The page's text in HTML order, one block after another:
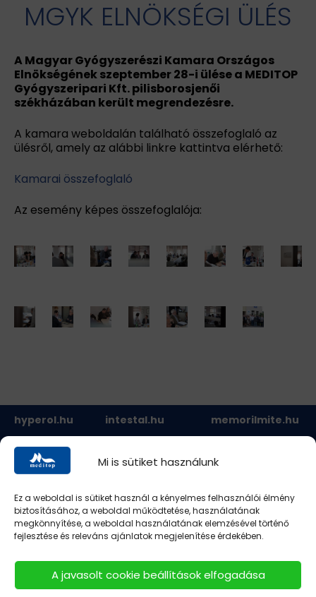
Mi is sütiket használunk
Ez a weboldal is sütiket használ a kényelmes felhasználói élmény
biztosításához, a weboldal működtetése, használatának
megkönnyítése, a weboldal használatának elemzésével történő
fejlesztése és releváns ajánlatok megjelenítése érdekében.
A javasolt cookie beállítások elfogadása
MGYK ELNÖKSÉGI ÜLÉS
A Magyar Gyógyszerészi Kamara Országos
Elnökségének szeptember 28-i ülése a MEDITOP
Gyógyszeripari Kft. pilisborosjenői
székházában került megrendezésre.
A kamara weboldalán található összefoglaló az
ülésről, amely az alábbi linkre kattintva elérhető:
Kamarai összefoglaló
Az esemény képes összefoglalója:
hyperol.hu intestal.hu memorilmite.hu
nodoryl.hu
mycosid.hu